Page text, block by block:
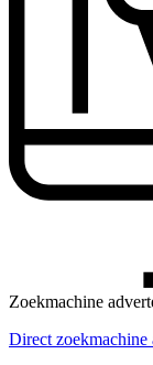
Zoekmachine
Direct zoekmachine